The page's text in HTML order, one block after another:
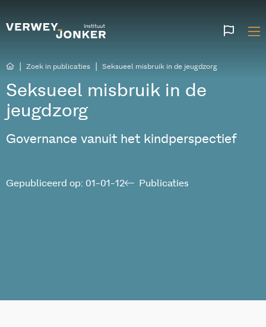
Zoek in publicaties Seksueel misbruik in de jeugdzorg
Seksueel misbruik in de
jeugdzorg
Governance vanuit het kindperspectief
Publicaties
Gepubliceerd op: 01-01-12